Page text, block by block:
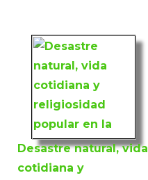
Desastre natural, vida
cotidiana y